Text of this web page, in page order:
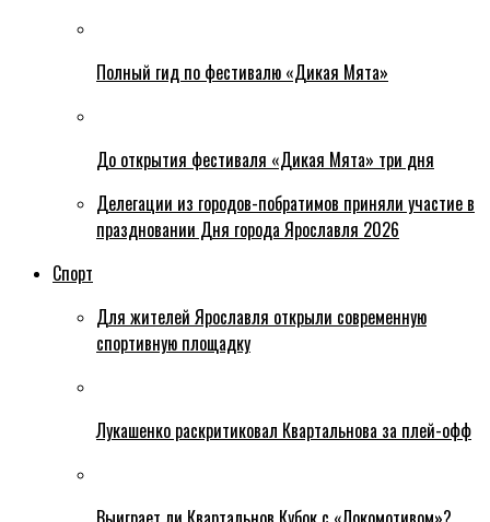
Полный гид по фестивалю «Дикая Мята»
До открытия фестиваля «Дикая Мята» три дня
Делегации из городов-побратимов приняли участие в
праздновании Дня города Ярославля 2026
Спорт
Для жителей Ярославля открыли современную
спортивную площадку
Лукашенко раскритиковал Квартальнова за плей-офф